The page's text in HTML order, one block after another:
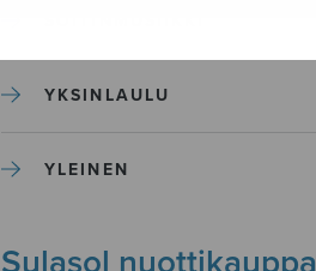
YKSINLAULU
YLEINEN
Sulasol nuottikauppa